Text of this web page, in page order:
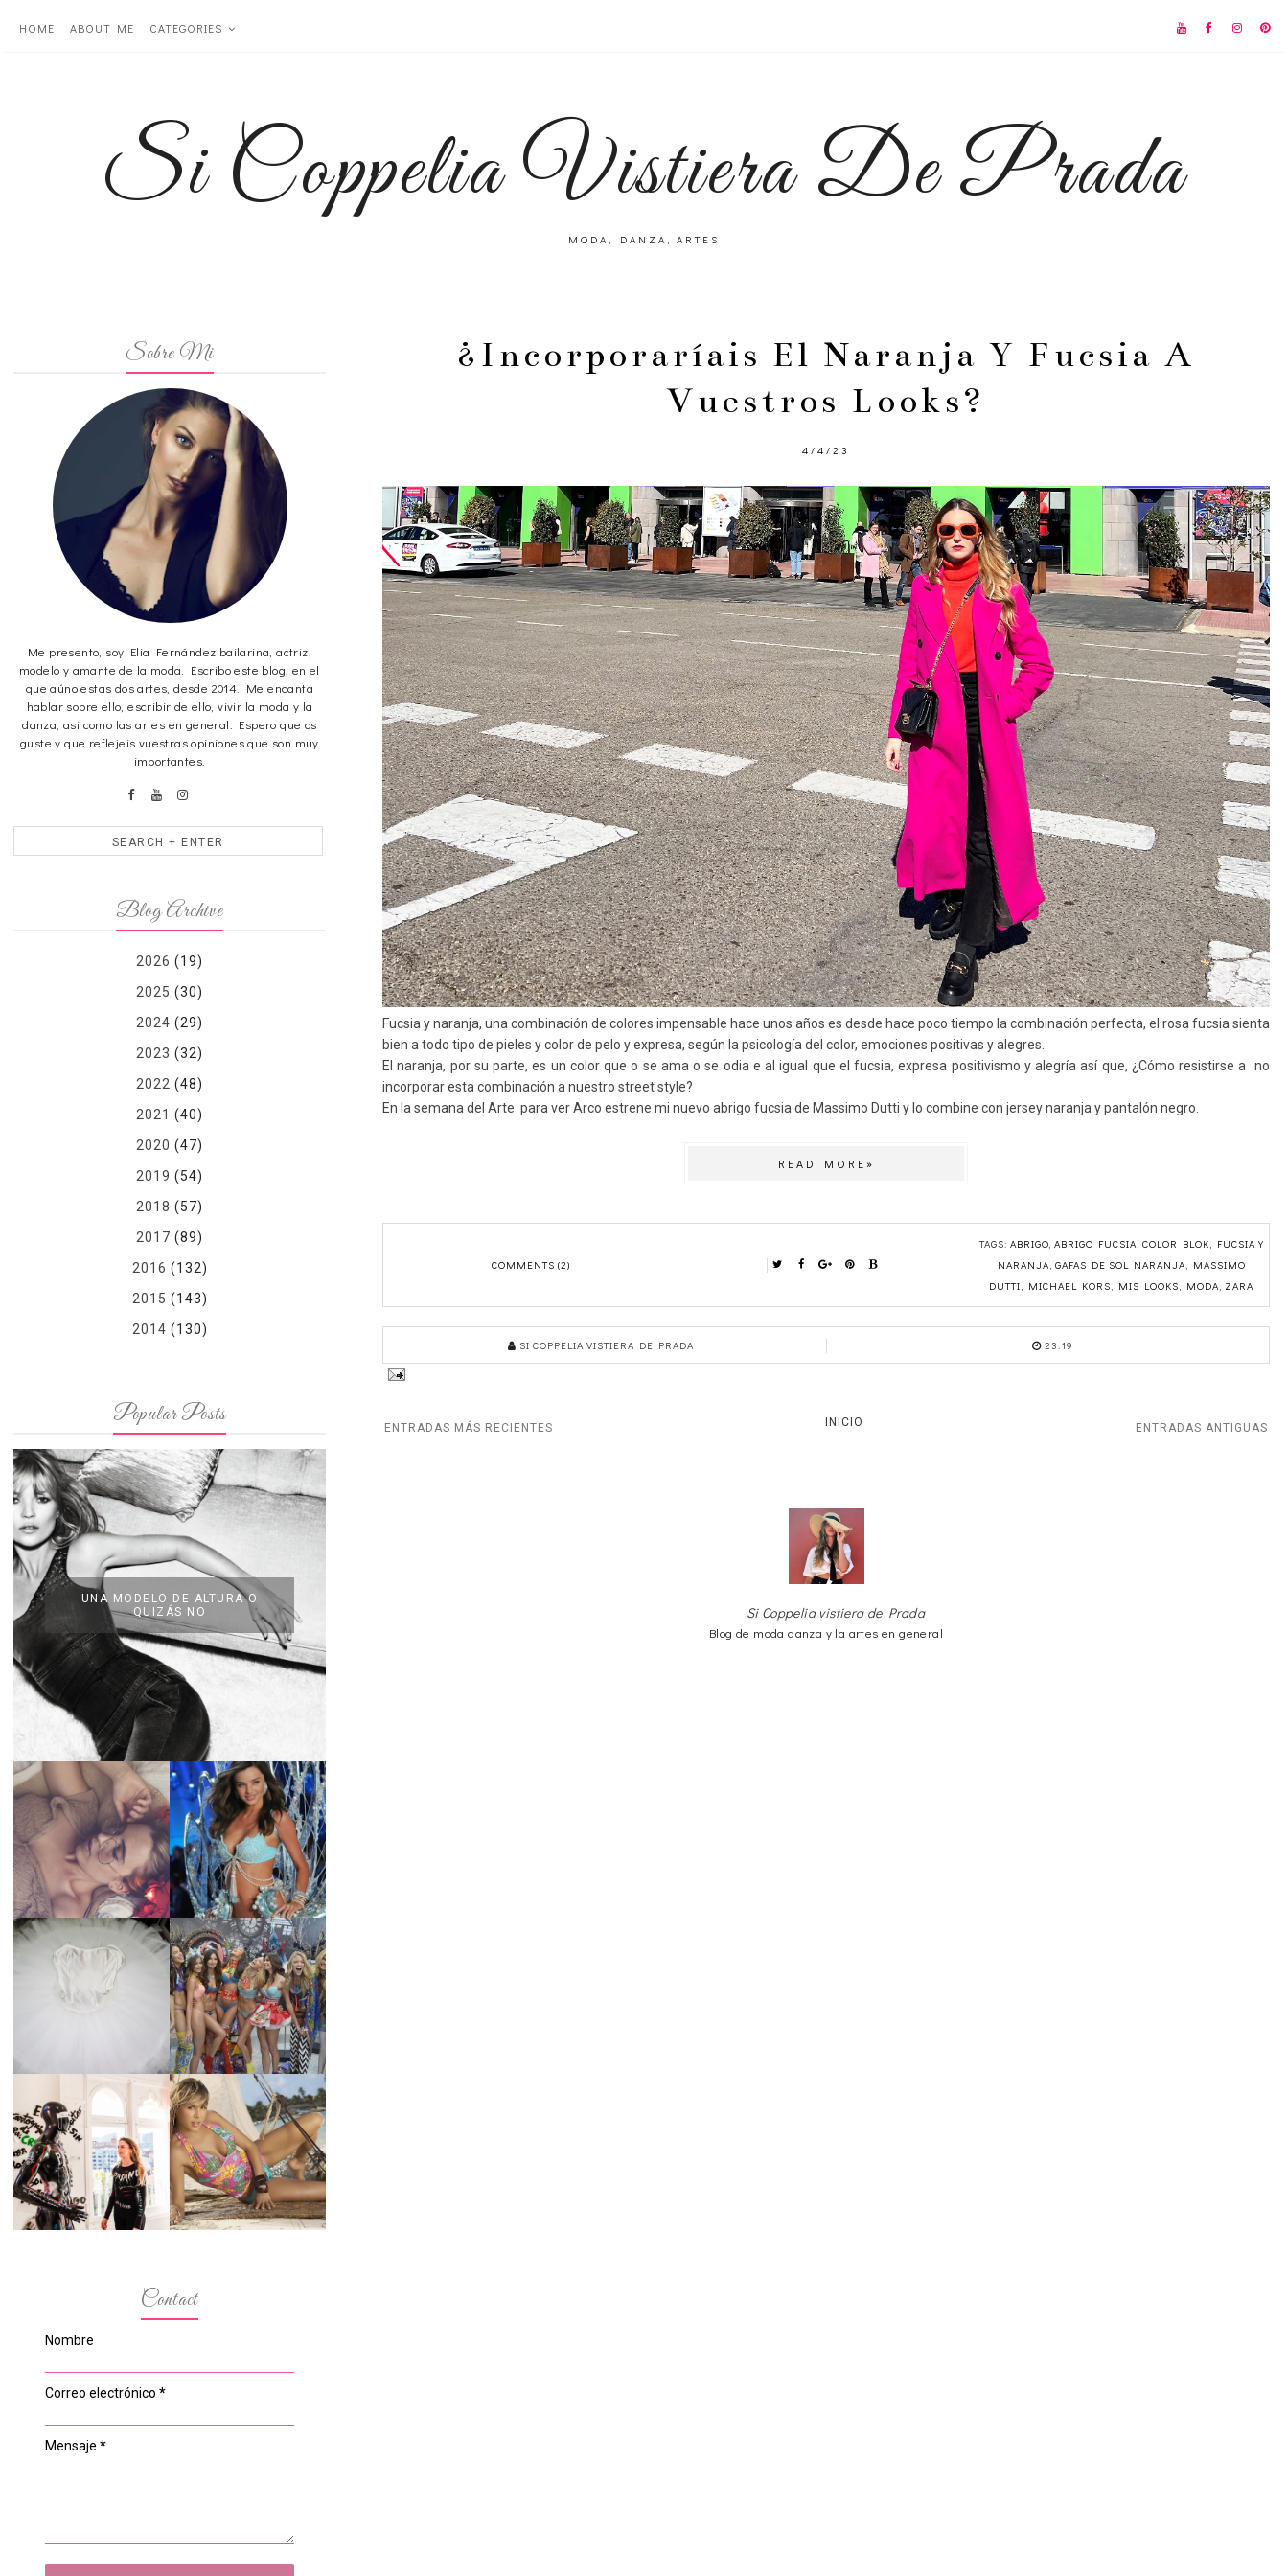
HOME ABOUT ME CATEGORIES
Si Coppelia Vistiera De Prada
MODA, DANZA, ARTES
¿Incorporaríais El Naranja Y Fucsia A
Vuestros Looks?
4/4/23
Fucsia y naranja, una combinación de colores impensable hace unos años es desde hace poco tiempo la combinación perfecta, el rosa fucsia sienta
bien a todo tipo de pieles y color de pelo y expresa, según la psicología del color, emociones positivas y alegres.
El naranja, por su parte, es un color que o se ama o se odia e al igual que el fucsia, expresa positivismo y alegría así que, ¿Cómo resistirse a no
incorporar esta combinación a nuestro street style?
En la semana del Arte para ver Arco estrene mi nuevo abrigo fucsia de Massimo Dutti y lo combine con jersey naranja y pantalón negro.
READ MORE»
COMMENTS (2)
TAGS: ABRIGO, ABRIGO FUCSIA, COLOR BLOK, FUCSIA Y
NARANJA, GAFAS DE SOL NARANJA, MASSIMO
DUTTI, MICHAEL KORS, MIS LOOKS, MODA, ZARA
SI COPPELIA VISTIERA DE PRADA 23:19
ENTRADAS MÁS RECIENTES ENTRADAS ANTIGUAS
INICIO
Si Coppelia vistiera de Prada
Blog de moda danza y la artes en general
Sobre Mi
Me presento, soy Elia Fernández bailarina, actriz,
modelo y amante de la moda. Escribo este blog, en el
que aúno estas dos artes, desde 2014. Me encanta
hablar sobre ello, escribir de ello, vivir la moda y la
danza, asi como las artes en general. Espero que os
guste y que reflejeis vuestras opiniones que son muy
importantes.
Blog Archive
2026 (19)
2025 (30)
2024 (29)
2023 (32)
2022 (48)
2021 (40)
2020 (47)
2019 (54)
2018 (57)
2017 (89)
2016 (132)
2015 (143)
2014 (130)
Popular Posts
UNA MODELO DE ALTURA O
QUIZÁS NO
LA BAILARINA
BLANCA DE LA
CRUZ O COMO
REINVENTARSE
ANTE LA
ADVERSIDAD.
LA ALTURA DE LAS
MODELOS MAS
ALTAS
TUTORIAL PARA
HACER UN TUTÚ
DE BALLET DE
¿QUIERES SABER
LA EDAD Y ALTURA
DE LAS MODELOS
VICTORIA'S
SECRET 2017?
MARGA GONZÁLEZ
Y ELIA FERNÁNDEZ
DIALOGAN EN
ESPACIO DEL
ANONIMATO, LA
CASA ROSA DE
OVIEDO
LA ALTURA DE LAS
MODELOS MAS
BAJITAS
Contact
Nombre
Correo electrónico *
Mensaje *